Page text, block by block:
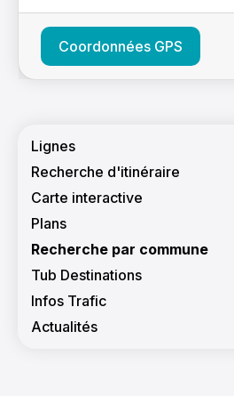
Navigation
Lignes
Recherche d'itinéraire
Carte interactive
Plans
Recherche par commune
Tub Destinations
Infos Trafic
Actualités
Coordonnées GPS